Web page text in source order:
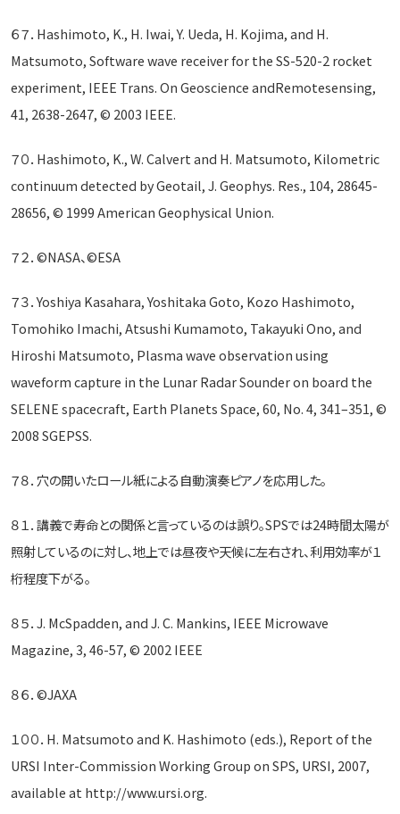
６７．Hashimoto, K., H. Iwai, Y. Ueda, H. Kojima, and H.
Matsumoto, Software wave receiver for the SS-520-2 rocket
experiment, IEEE Trans. On Geoscience andRemotesensing,
41, 2638-2647, © 2003 IEEE.
７０．Hashimoto, K., W. Calvert and H. Matsumoto, Kilometric
continuum detected by Geotail, J. Geophys. Res., 104, 28645-
28656, © 1999 American Geophysical Union.
７２．©NASA、©ESA
７３．Yoshiya Kasahara, Yoshitaka Goto, Kozo Hashimoto,
Tomohiko Imachi, Atsushi Kumamoto, Takayuki Ono, and
Hiroshi Matsumoto, Plasma wave observation using
waveform capture in the Lunar Radar Sounder on board the
SELENE spacecraft, Earth Planets Space, 60, No. 4, 341–351, ©
2008 SGEPSS.
７８．穴の開いたロール紙による自動演奏ピアノを応用した。
８１．講義で寿命との関係と言っているのは誤り。SPSでは24時間太陽が
照射しているのに対し、地上では昼夜や天候に左右され、利用効率が１
桁程度下がる。
８５．J. McSpadden, and J. C. Mankins, IEEE Microwave
Magazine, 3, 46-57, © 2002 IEEE
８６．©JAXA
１００．H. Matsumoto and K. Hashimoto (eds.), Report of the
URSI Inter-Commission Working Group on SPS, URSI, 2007,
available at http://www.ursi.org.